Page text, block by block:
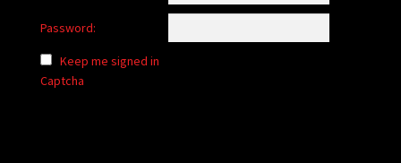
Password:
Keep me signed in
Captcha